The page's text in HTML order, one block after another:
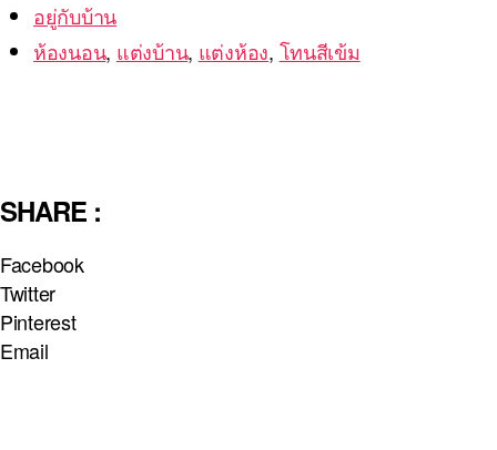
อยู่กับบ้าน
ห้องนอน, แต่งบ้าน, แต่งห้อง, โทนสีเข้ม
SHARE :
Facebook
Twitter
Pinterest
Email